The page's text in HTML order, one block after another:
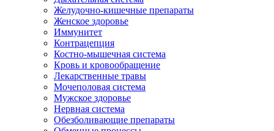
Желудочно-кишечные препараты
Женское здоровье
Иммунитет
Контрацепция
Костно-мышечная система
Кровь и кровообращение
Лекарственные травы
Мочеполовая система
Мужское здоровье
Нервная система
Обезболивающие препараты